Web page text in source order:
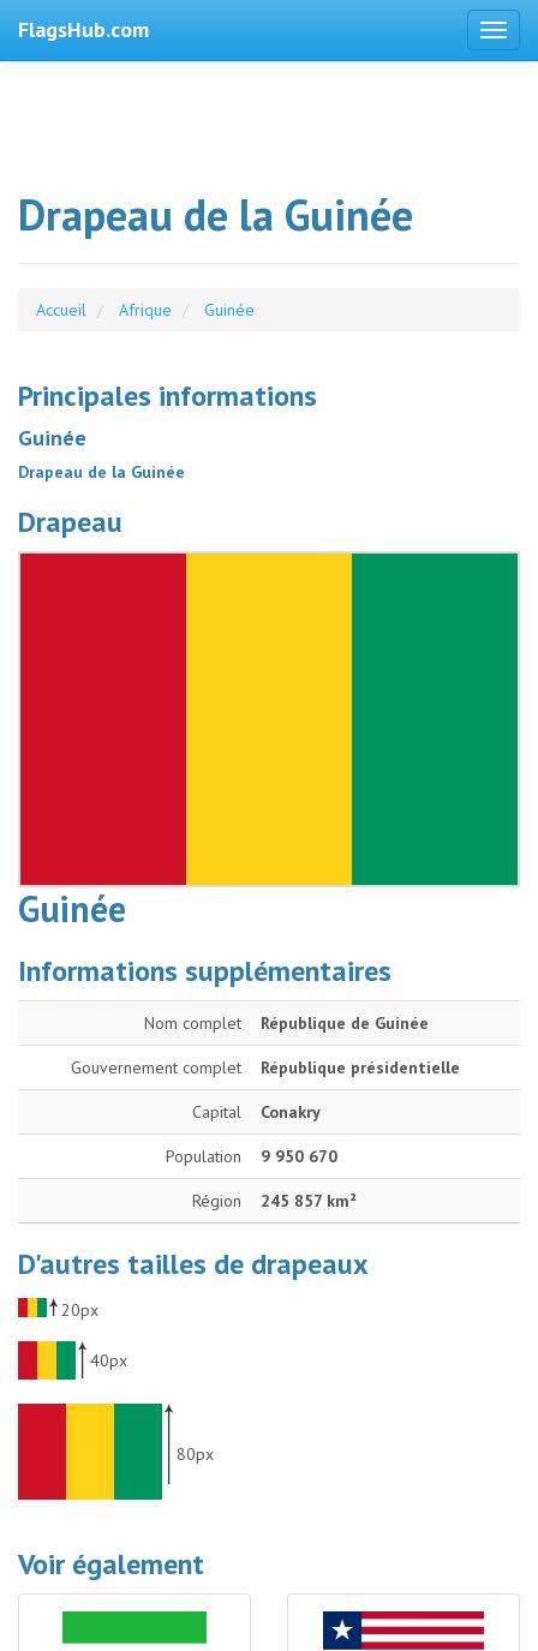
FlagsHub.com
Drapeau de la Guinée
Accueil Afrique Guinée
Principales informations
Guinée
Drapeau de la Guinée
Drapeau
Guinée
Informations supplémentaires
Nom complet République de Guinée
Gouvernement complet République présidentielle
Capital Conakry
Population 9 950 670
Région 245 857 km²
D'autres tailles de drapeaux
20px
40px
80px
Voir également